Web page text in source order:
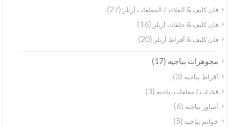
فان كليف & القلائد / المعلقات أربلز (27)
فان كليف & حلقات أربلز (16)
فان كليف & أقراط أربلز (20)
مجوهرات بياجيه(17)
أقراط بياجيه(3)
قلادات / معلقات بياجيه(3)
أساور بياجيه(6)
خواتم بياجيه(5)